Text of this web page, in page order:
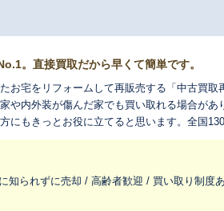
。直接買取だから早くて簡単です。
お宅をリフォームして再販売する「中古買取
や内外装が傷んだ家でも買い取れる場合が
にもきっとお役に立てると思います。全国
つなぐお手伝いをさせてください。
知られずに売却 / 高齢者歓迎 / 買い取り制度